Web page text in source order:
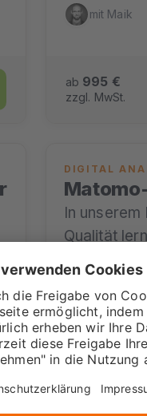
mit Maik
ab 995 €
zzgl. MwSt.
DIGITAL
In
Qualität
volle
15.09.2026
mit